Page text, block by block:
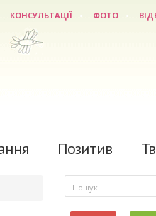
КОНСУЛЬТАЦІЇ ФОТО
Позитив
Пошук